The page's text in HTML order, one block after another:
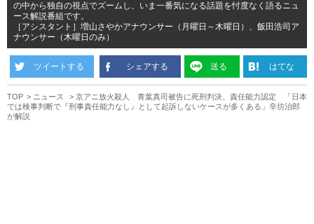
の中から独自の視点でズームし、いま一番気になる話題を忖度なく語るニュ
ース解説番組です。
［アシスタント］増山さやかアナウンサー（月曜日～木曜日）、飯田浩司ア
ナウンサー（木曜日のみ）
ツイートする シェアする 送る はてな
TOP ニュース
京アニ放火殺人 青葉真司被告に死刑判決、責任能力認定 「日本
では検事判断で『刑事責任能力なし』として起訴しないケースが多くある」辛坊治郎
が解説